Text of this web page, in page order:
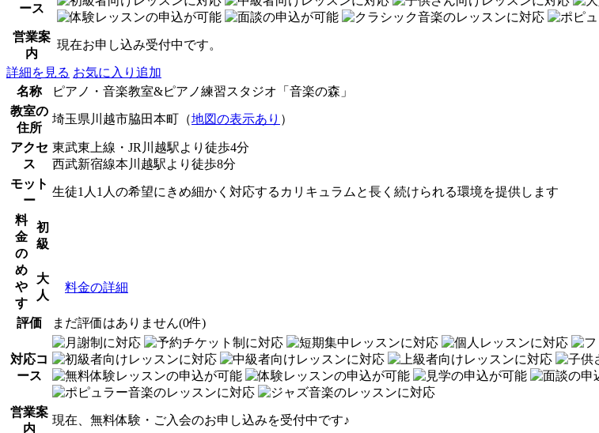
ース
営業案
内
現在お申し込み受付中です。
詳細を見る お気に入り追加
名称
ピアノ・音楽教室&ピアノ練習スタジオ「音楽の森」
教室の
住所
埼玉県川越市脇田本町（地図の表示あり ）
アクセ
ス
東武東上線・JR川越駅より徒歩4分
西武新宿線本川越駅より徒歩8分
モット
ー
生徒1人1人の希望にきめ細かく対応するカリキュラムと長く続けられる環境を提供します
料
金
の
め
や
す
初
級
大
人
料金の詳細
評価 まだ評価はありません(0件)
対応コ
ース
営業案
内
現在、無料体験・ご入会のお申し込みを受付中です♪